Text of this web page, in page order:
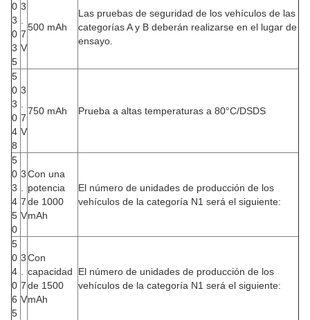
0
3
0
3
5
3
.
7
V
500 mAh
Las pruebas de seguridad de los vehículos de las
categorías A y B deberán realizarse en el lugar de
ensayo.
5
0
3
0
4
8
3
.
7
V
750 mAh Prueba a altas temperaturas a 80°C/DSDS
5
0
3
4
5
0
3
.
7
V
Con una
potencia
de 1000
mAh
El número de unidades de producción de los
vehículos de la categoría N1 será el siguiente:
5
0
4
0
6
5
3
.
7
V
Con
capacidad
de 1500
mAh
El número de unidades de producción de los
vehículos de la categoría N1 será el siguiente: